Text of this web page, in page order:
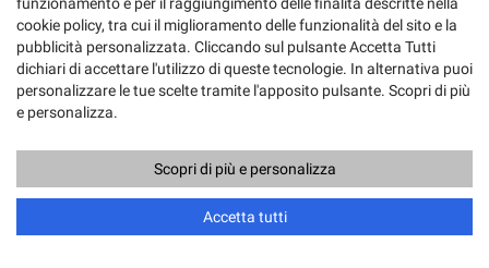
Contatta un consulente
€ 21.900
FORD
Puma 1.0EcoBoost Hybrid 125cv aut. ST-Line PREZZO REALE
cookie policy, tra cui il miglioramento delle funzionalità del sito e la
pubblicità personalizzata. Cliccando sul pulsante Accetta Tutti
dichiari di accettare l'utilizzo di queste tecnologie. In alternativa puoi
personalizzare le tue scelte tramite l'apposito pulsante. Scopri di più
e personalizza.
Scopri di più e personalizza
Accetta tutti